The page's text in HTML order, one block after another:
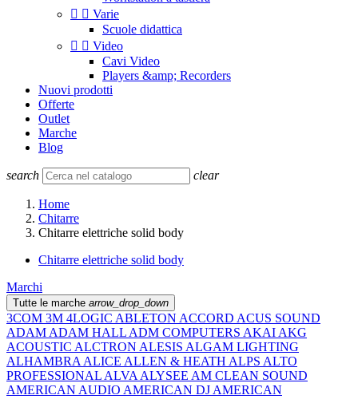
  Varie
Scuole didattica
  Video
Cavi Video
Players &amp; Recorders
Nuovi prodotti
Offerte
Outlet
Marche
Blog
search clear
Home
Chitarre
Chitarre elettriche solid body
Chitarre elettriche solid body
Marchi
Tutte le marche arrow_drop_down
3COM 3M 4LOGIC ABLETON ACCORD ACUS SOUND
ADAM ADAM HALL ADM COMPUTERS AKAI AKG
ACOUSTIC ALCTRON ALESIS ALGAM LIGHTING
ALHAMBRA ALICE ALLEN & HEATH ALPS ALTO
PROFESSIONAL ALVA ALYSEE AM CLEAN SOUND
AMERICAN AUDIO AMERICAN DJ AMERICAN